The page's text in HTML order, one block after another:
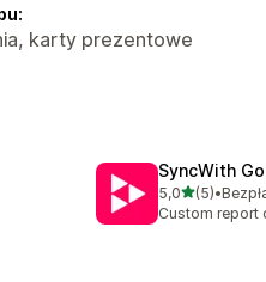
karty prezentowe
SyncWith
5,0na 5
(5)
Łączna liczba
•
Custom report